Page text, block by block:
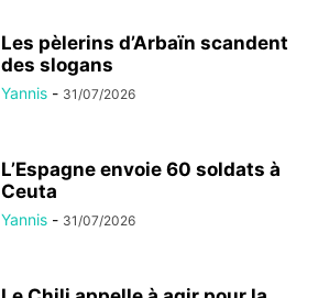
Les pèlerins d’Arbaïn scandent
des slogans
Yannis - 31/07/2026
L’Espagne envoie 60 soldats à
Ceuta
Yannis - 31/07/2026